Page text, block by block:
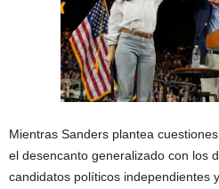
Mientras Sanders plantea
el desencanto generalizado con los
candidatos políticos independientes